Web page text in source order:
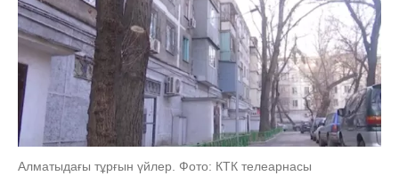
Алматыдағы тұрғын үйлер. Фото: КТК телеарнасы